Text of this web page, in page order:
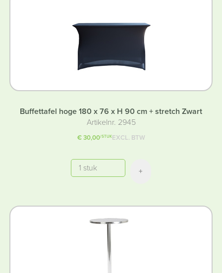
Buffettafel hoge 180 x 76 x H 90 cm + stretch Zwart
Artikelnr. 2945
€ 30,00/STUKEXCL. BTW
Aantal
+